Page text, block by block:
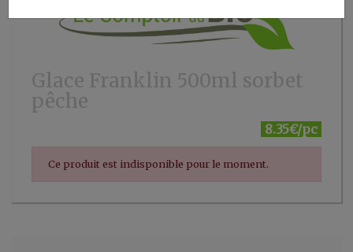
Glace Franklin 500ml sorbet
pêche
8.35€/pc
Ce produit est indisponible pour le moment.